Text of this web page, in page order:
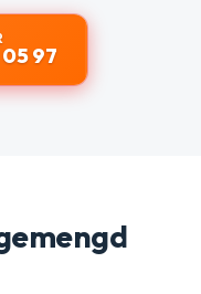
05 97